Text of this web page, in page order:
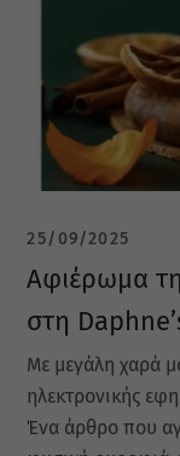
25/09/2025
Αφιέρωμα
στη
Με μεγάλη χαρά
ηλεκτρονικής
Ένα άρθρο που